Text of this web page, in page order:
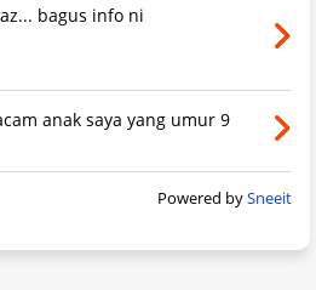
bagus info ni
anak saya yang umur 9
Powered bySneeit